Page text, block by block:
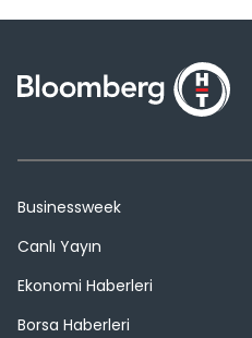
Businessweek
Canlı Yayın
Ekonomi Haberleri
Borsa Haberleri